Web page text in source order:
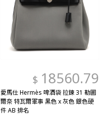
$ 18560.79
愛馬仕 Hermès 啤酒袋 拉鍊 31 勒圖
爾奈 特瓦爾軍事 黑色 x 灰色 銀色硬
件 AB 排名